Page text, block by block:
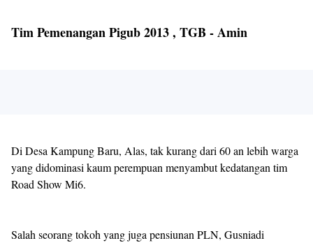
Tim Pemenangan Pigub 2013 , TGB - Amin
Di Desa Kampung Baru, Alas, tak kurang dari 60 an lebih warga
yang didominasi kaum perempuan menyambut kedatangan tim
Road Show Mi6.
Salah seorang tokoh yang juga pensiunan PLN, Gusniadi